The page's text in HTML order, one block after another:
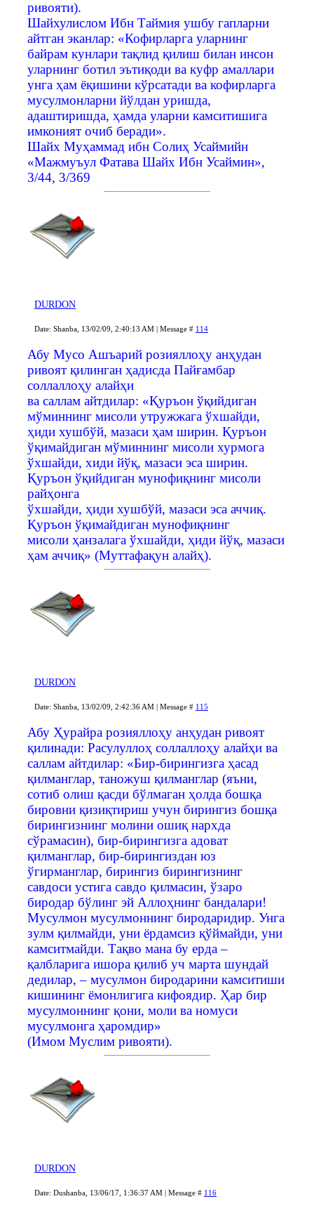
ривояти).
Шайхулислом Ибн Таймия ушбу гапларни
айтган эканлар: «Кофирларга уларнинг
байрам кунлари тақлид қилиш билан инсон
уларнинг ботил эътиқоди ва куфр амаллари
унга ҳам ёқишини кўрсатади ва кофирларга
мусулмонларни йўлдан уришда,
адаштиришда, ҳамда уларни камситишига
имконият очиб беради».
Шайх Муҳаммад ибн Солиҳ Усаймийн
«Мажмуъул Фатава Шайх Ибн Усаймин»,
3/44, 3/369
DURDON
Date: Shanba, 13/02/09, 2:40:13 AM | Message # 114
Абу Мусо Ашъарий розияллоҳу анҳудан
ривоят қилинган ҳадисда Пайғамбар
соллаллоҳу алайҳи
ва саллам айтдилар: «Қуръон ўқийдиган
мўминнинг мисоли утружжага ўхшайди,
ҳиди хушбўй, мазаси ҳам ширин. Қуръон
ўқимайдиган мўминнинг мисоли хурмога
ўхшайди, хиди йўқ, мазаси эса ширин.
Қуръон ўқийдиган мунофиқнинг мисоли
райҳонга
ўхшайди, ҳиди хушбўй, мазаси эса аччиқ.
Қуръон ўқимайдиган мунофиқнинг
мисоли ҳанзалага ўхшайди, ҳиди йўқ, мазаси
ҳам аччиқ» (Муттафақун алайҳ).
DURDON
Date: Shanba, 13/02/09, 2:42:36 AM | Message # 115
Абу Ҳурайра розияллоҳу анҳудан ривоят
қилинади: Расулуллоҳ соллаллоҳу алайҳи ва
саллам айтдилар: «Бир-бирингизга ҳасад
қилманглар, таножуш қилманглар (яъни,
сотиб олиш қасди бўлмаган ҳолда бошқа
бировни қизиқтириш учун бирингиз бошқа
бирингизнинг молини ошиқ нархда
сўрамасин), бир-бирингизга адоват
қилманглар, бир-бирингиздан юз
ўгирманглар, бирингиз бирингизнинг
савдоси устига савдо қилмасин, ўзаро
биродар бўлинг эй Аллоҳнинг бандалари!
Мусулмон мусулмоннинг биродаридир. Унга
зулм қилмайди, уни ёрдамсиз қўймайди, уни
камситмайди. Тақво мана бу ерда –
қалбларига ишора қилиб уч марта шундай
дедилар, – мусулмон биродарини камситиши
кишининг ёмонлигига кифоядир. Ҳар бир
мусулмоннинг қони, моли ва номуси
мусулмонга ҳаромдир»
(Имом Муслим ривояти).
DURDON
Date: Dushanba, 13/06/17, 1:36:37 AM | Message # 116